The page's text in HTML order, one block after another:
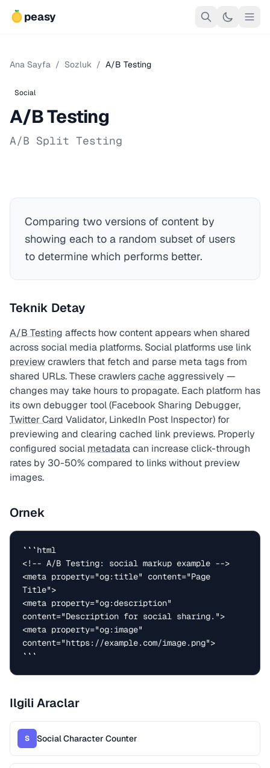
peasy
Ana Sayfa / Sozluk / A/B Testing
Social
A/B Testing
A/B Split Testing
Comparing two versions of content by
showing each to a random subset of users
to determine which performs better.
Teknik Detay
A/B Testing affects how content appears when shared
across social media platforms. Social platforms use link
previewcrawlers that fetch and parse meta tags from
shared URLs. These crawlerscacheaggressively —
changes may take hours to propagate. Each platform has
its own debugger tool (Facebook Sharing Debugger,
Twitter Card Validator, LinkedIn Post Inspector) for
previewing and clearing cached link previews. Properly
configured social metadatacan increase click-through
rates by 30-50% compared to links without preview
images.
Ornek
```html
<!-- A/B Testing: social markup example -->
<meta property="og:title" content="Page
Title">
<meta property="og:description"
content="Description for social sharing.">
<meta property="og:image"
content="https://example.com/image.png">
```
Ilgili Araclar
S Social Character Counter